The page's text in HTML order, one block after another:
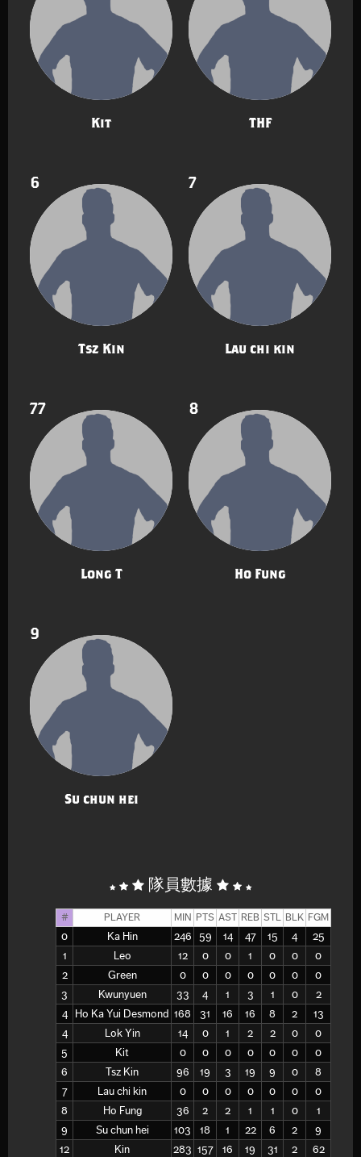
Kit THF
6
Tsz Kin
7
Lau chi kin
77
Long T
8
Ho Fung
9
Su chun hei
隊員數據
# PLAYER MIN PTS AST REB STL BLK FGM
0 Ka Hin 246 59 14 47 15 4 25
1
Leo 12 0 0 1 0 0 0
2
Green 0 0 0 0 0 0 0
3
Kwunyuen 33 4 1 3 1 0 2
4
Ho Ka Yui Desmond 168 31 16 16 8 2 13
4
Lok Yin 14 0 1 2 2 0 0
5
Kit 0 0 0 0 0 0 0
6
Tsz Kin 96 19 3 19 9 0 8
7
Lau chi kin 0 0 0 0 0 0 0
8
Ho Fung 36 2 2 1 1 0 1
9
Su chun hei 103 18 1 22 6 2 9
12
Kin 283 157 16 19 31 2 62